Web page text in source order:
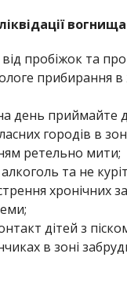
пробіжок та
прибирання
на день приймайте
городів в
ретельно мити;
та не
хронічних
дітей з
в зоні